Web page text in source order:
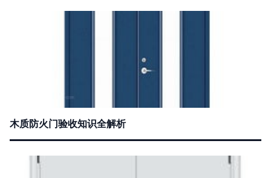
木质防火门验收知识全解析